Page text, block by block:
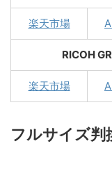
楽天市場
RICOH
楽天市場
フルサイズ